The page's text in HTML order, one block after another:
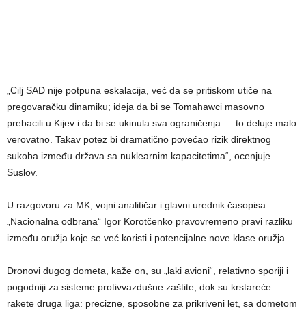
„Cilj SAD nije potpuna eskalacija, već da se pritiskom utiče na
pregovaračku dinamiku; ideja da bi se Tomahawci masovno
prebacili u Kijev i da bi se ukinula sva ograničenja — to deluje malo
verovatno. Takav potez bi dramatično povećao rizik direktnog
sukoba između država sa nuklearnim kapacitetima“, ocenjuje
Suslov.
U razgovoru za MK, vojni analitičar i glavni urednik časopisa
„Nacionalna odbrana“ Igor Korotčenko pravovremeno pravi razliku
između oružja koje se već koristi i potencijalne nove klase oružja.
Dronovi dugog dometa, kaže on, su „laki avioni“, relativno sporiji i
pogodniji za sisteme protivvazdušne zaštite; dok su krstareće
rakete druga liga: precizne, sposobne za prikriveni let, sa dometom